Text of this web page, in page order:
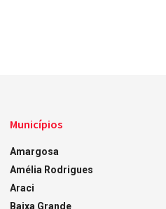
Municípios
Amargosa
Amélia Rodrigues
Araci
Baixa Grande